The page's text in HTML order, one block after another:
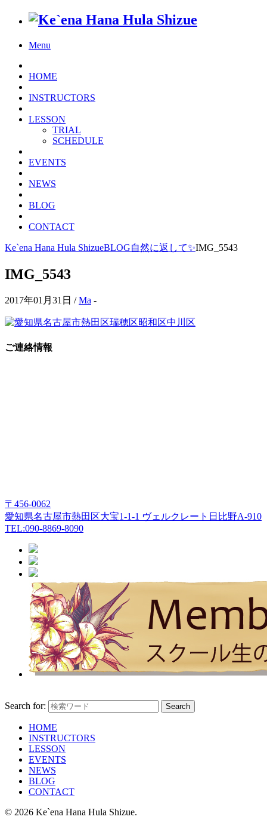
Menu
HOME
INSTRUCTORS
LESSON
TRIAL
SCHEDULE
EVENTS
NEWS
BLOG
CONTACT
Ke`ena Hana Hula ShizueBLOG自然に返して✨IMG_5543
IMG_5543
2017年01月31日 /Ma -
ご連絡情報
〒456-0062
愛知県名古屋市熱田区大宝1-1-1 ヴェルクレート日比野A-910
TEL:090-8869-8090
Search for:
HOME
INSTRUCTORS
LESSON
EVENTS
NEWS
BLOG
CONTACT
© 2026 Ke`ena Hana Hula Shizue.